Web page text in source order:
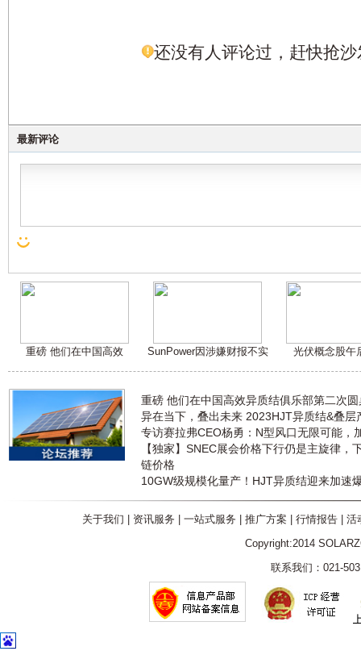
还没有人评论过，赶快抢沙
最新评论
重磅 他们在中国高效 SunPower因涉嫌财报不实 光伏概念股午
重磅 他们在中国高效异质结俱乐部第二次
异在当下，叠出未来 2023HJT异质结&叠层
专访赛拉弗CEO杨勇：N型风口无限可能，
【独家】SNEC展会价格下行仍是主旋律，
链价格
10GW级规模化量产！HJT异质结迎来加速
关于我们 资讯服务 一站式服务 推广方案 行情报告| 活
Copyright:2014
联系我们：021-